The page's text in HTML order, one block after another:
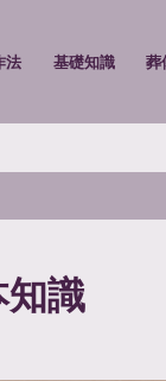
法 基礎知識 葬
識